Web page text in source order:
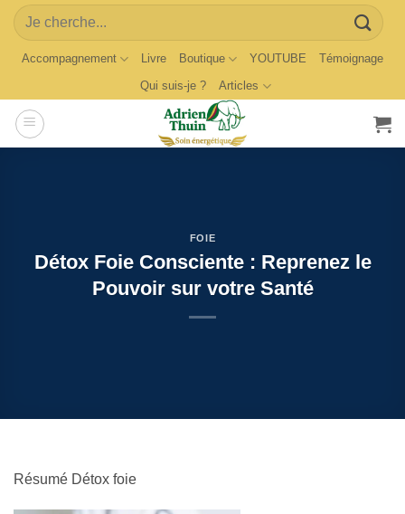
Skip
content
Search
for:
Accompagnement Livre Boutique YOUTUBE
Témoignage
Qui suis-je ?
Articles
FOIE
Détox Foie Consciente : Reprenez le
Pouvoir sur votre Santé
Résumé Détox foie